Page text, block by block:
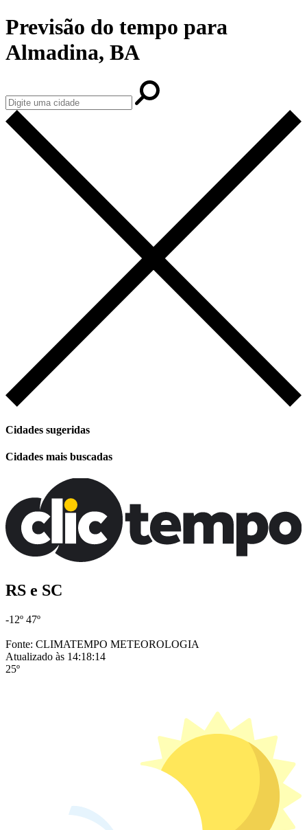
Previsão do tempo para
Almadina, BA
Cidades sugeridas
Cidades mais buscadas
RS e SC
-12º 47º
Fonte: CLIMATEMPO METEOROLOGIA
Atualizado às 14:18:14
25º